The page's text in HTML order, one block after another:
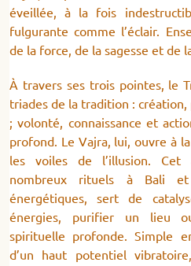
éveillée, à la fois
fulgurante comme l’éclair.
de la force, de la sagesse et de
À travers ses trois pointes, le
triades de la tradition :
; volonté, connaissance et
profond. Le Vajra, lui, ouvre à
les voiles de l’illusion.
nombreux rituels à Bali et
énergétiques, sert de
énergies, purifier un lieu
spirituelle profonde. Simple
d’un haut potentiel